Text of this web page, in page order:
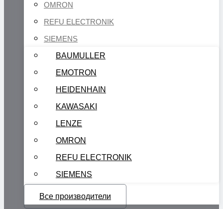
OMRON
REFU ELECTRONIK
SIEMENS
BAUMULLER
EMOTRON
HEIDENHAIN
KAWASAKI
LENZE
OMRON
REFU ELECTRONIK
SIEMENS
Все производители